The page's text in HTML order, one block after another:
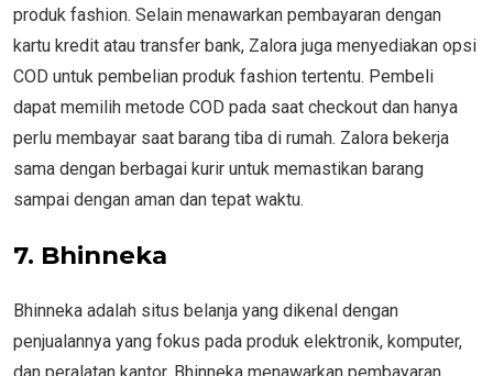
produk fashion. Selain menawarkan pembayaran dengan
kartu kredit atau transfer bank, Zalora juga menyediakan opsi
COD untuk pembelian produk fashion tertentu. Pembeli
dapat memilih metode COD pada saat checkout dan hanya
perlu membayar saat barang tiba di rumah. Zalora bekerja
sama dengan berbagai kurir untuk memastikan barang
sampai dengan aman dan tepat waktu.
7. Bhinneka
Bhinneka adalah situs belanja yang dikenal dengan
penjualannya yang fokus pada produk elektronik, komputer,